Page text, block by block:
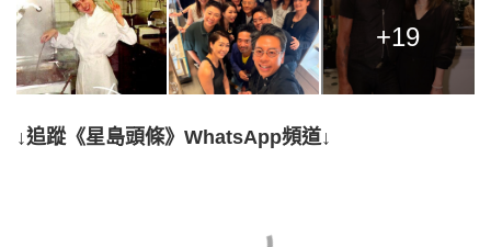
+19
↓追蹤《星島頭條》WhatsApp頻道↓